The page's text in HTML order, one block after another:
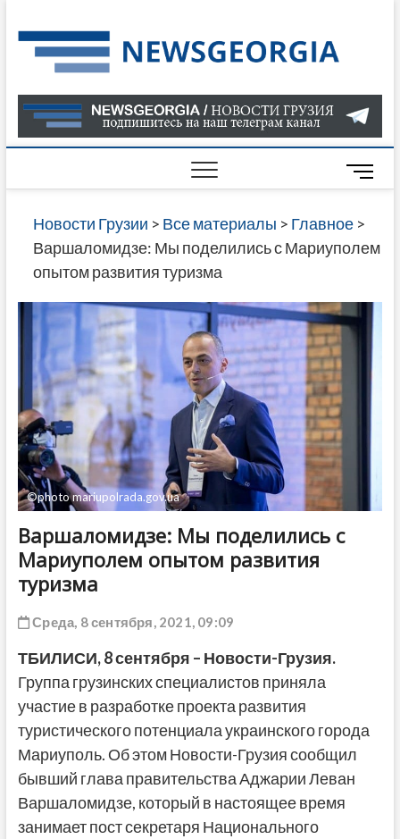
to
content
О
В
ГРУЗИИ
САЙТЕ
M
e
n
u
t
t
Новости Грузии > Все материалы > Главное>
Варшаломидзе: Мы поделились с Мариуполем
опытом развития туризма
©photo mariupolrada.gov.ua
Варшаломидзе: Мы поделились с
Мариуполем опытом развития
туризма
Среда, 8 сентября, 2021, 09:09
ТБИЛИСИ,8 сентября – Новости-Грузия.
Группа грузинских специалистов приняла
участие в разработке проекта развития
туристического потенциала украинского города
Мариуполь. Об этом Новости-Грузия сообщил
бывший глава правительства Аджарии Леван
Варшаломидзе, который в настоящее время
занимает пост секретаря Национального